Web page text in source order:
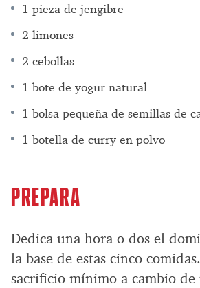
1 pieza de jengibre
2 limones
2 cebollas
1 bote de yogur natural
1 bolsa pequeña de semillas de
1 botella de curry en polvo
PREPARA
Dedica una hora o dos el
la base de estas cinco
sacrificio mínimo a cambio